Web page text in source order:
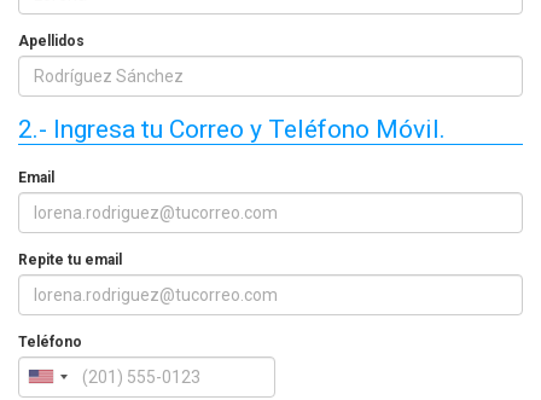
Apellidos
2.- Ingresa tu Correo y Teléfono Móvil.
Email
Repite tu email
Teléfono